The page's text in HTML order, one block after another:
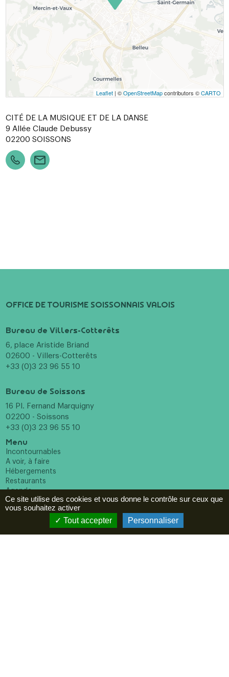
Leaflet| ©OpenStreetMapcontributors ©CARTO
CITÉ DE LA MUSIQUE ET DE LA DANSE
9 Allée Claude Debussy
02200 SOISSONS
OFFICE DE TOURISME SOISSONNAIS VALOIS
Bureau de Villers-Cotterêts
6, place Aristide Briand
02600 - Villers-Cotterêts
+33 (0)3 23 96 55 10
Bureau de Soissons
16 Pl. Fernand Marquigny
02200 - Soissons
+33 (0)3 23 96 55 10
Menu
Incontournables
A voir, à faire
Hébergements
Restaurants
Agenda
ESPACE PRO
Ce site utilise des cookies et vous donne le contrôle sur ceux que
vous souhaitez activer
Tout accepter
Personnaliser